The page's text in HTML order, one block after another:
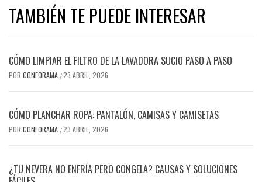
TAMBIÉN TE PUEDE INTERESAR
CÓMO LIMPIAR EL FILTRO DE LA LAVADORA SUCIO PASO A PASO
POR CONFORAMA /23 ABRIL, 2026
CÓMO PLANCHAR ROPA: PANTALÓN, CAMISAS Y CAMISETAS
POR CONFORAMA /23 ABRIL, 2026
¿TU NEVERA NO ENFRÍA PERO CONGELA? CAUSAS Y SOLUCIONES